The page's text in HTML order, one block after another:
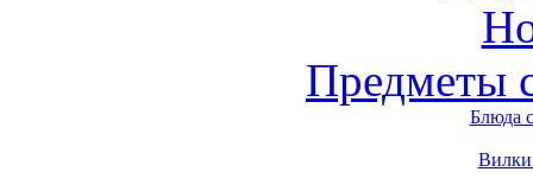
Предметы
Блюда